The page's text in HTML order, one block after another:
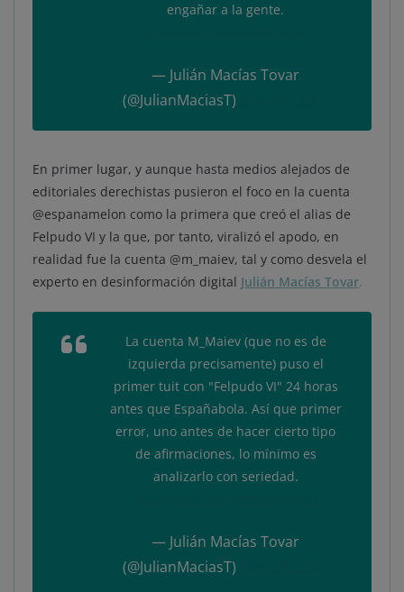
engañar a la gente.
— Julián Macías Tovar
(@JulianMaciasT)
En primer lugar, y aunque hasta medios alejados de
editoriales derechistas pusieron el foco en la cuenta
@espanamelon como la primera que creó el alias de
Felpudo VI y la que, por tanto, viralizó el apodo, en
realidad fue la cuenta @m_maiev, tal y como desvela el
experto en desinformación digital Julián Macías Tovar.
La cuenta M_Maiev (que no es de
izquierda precisamente) puso el
primer tuit con "Felpudo VI" 24 horas
antes que Españabola. Así que primer
error, uno antes de hacer cierto tipo
de afirmaciones, lo mínimo es
analizarlo con seriedad.
— Julián Macías Tovar
(@JulianMaciasT)